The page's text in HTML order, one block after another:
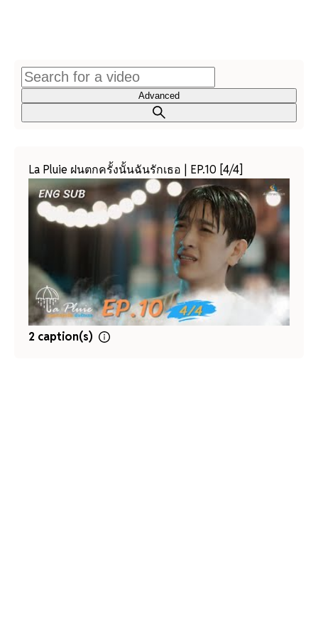
Advanced
La Pluie ฝนตกครั้งนั้นฉันรักเธอ | EP.10 [4/4]
2 caption(s)